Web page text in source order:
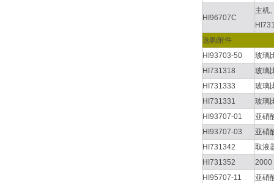
HI96707C
主机
选购附件
HI93703-50
玻璃
HI731318
玻璃
HI731333
玻璃
HI731331
玻璃
HI93707-01
亚硝
HI93707-03
亚硝
HI731342
取液
HI731352
2000
HI95707-11
亚硝